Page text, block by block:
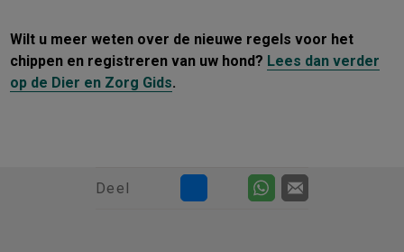
Wilt u meer weten over de nieuwe regels voor het
chippen en registreren van uw hond? Lees dan verder
op de Dier en Zorg Gids.
Deel